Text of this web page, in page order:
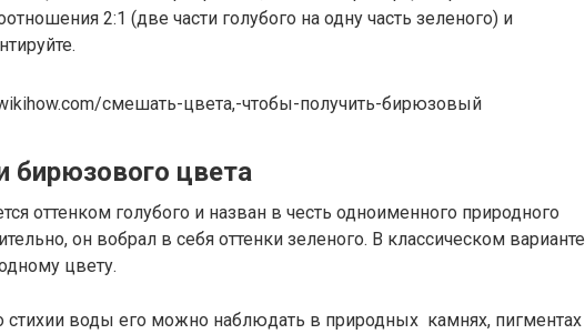
2:1 (две части голубого на одну часть зеленого) и
смешать-цвета,-чтобы-получить-бирюзовый
бирюзового цвета
оттенком голубого и назван в честь одноименного природного
он вобрал в себя оттенки зеленого. В классическом варианте
цвету.
стихии воды его можно наблюдать в природных камнях, пигментах